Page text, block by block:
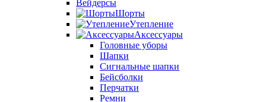
Вейдерсы
Шорты
Утепление
Аксессуары
Головные уборы
Шапки
Сигнальные шапки
Бейсболки
Перчатки
Ремни